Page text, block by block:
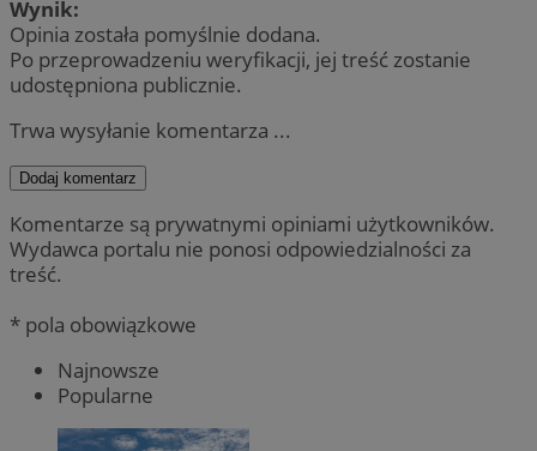
Wynik:
Opinia została pomyślnie dodana.
Po przeprowadzeniu weryfikacji, jej treść zostanie
udostępniona publicznie.
Trwa wysyłanie komentarza ...
Dodaj komentarz
Komentarze są prywatnymi opiniami użytkowników.
Wydawca portalu nie ponosi odpowiedzialności za
treść.
* pola obowiązkowe
Najnowsze
Popularne